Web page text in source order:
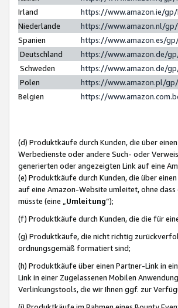
Irland
https://www.amazon.ie/gp/
Niederlande
https://www.amazon.nl/
Spanien
https://www.amazon.es/
Deutschland
https://www.amazon.de/
Schweden
https://www.amazon.de/
Polen
https://www.amazon.pl/
Belgien
https://
(d) Produktkäufe durch Kunden, die über
Werbedienste oder andere Such- oder
generierten oder angezeigten Link auf eine
(e) Produktkäufe durch Kunden, die über
auf eine Amazon-Website umleitet, ohne
müsste (eine „ Umleitung“);
(f) Produktkäufe durch Kunden, die die für
(g) Produktkäufe, die nicht richtig
ordnungsgemäß formatiert sind;
(h) Produktkäufe über einen Partner-Link in
Link in einer Zugelassenen Mobilen
Verlinkungstools, die wir Ihnen ggf. zur